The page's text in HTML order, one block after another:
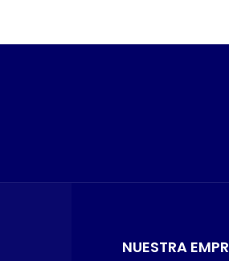
NUESTRA